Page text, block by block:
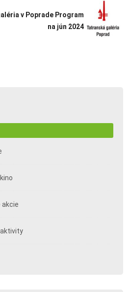
v Poprade Program
na jún 2024
akcie
aktivity